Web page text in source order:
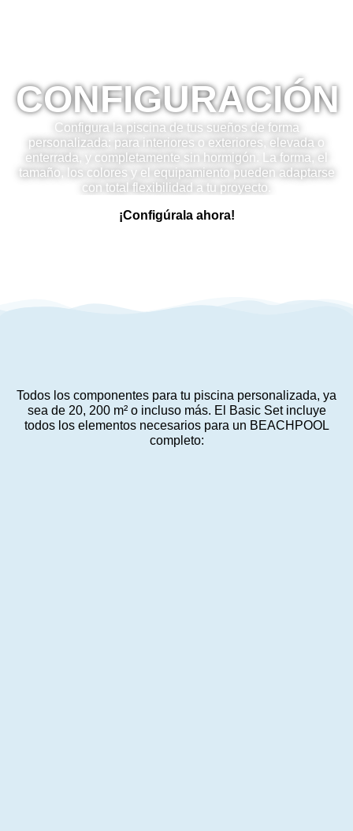
CONFIGURACIÓN
Configura la piscina de tus sueños de forma
personalizada: para interiores o exteriores, elevada o
enterrada, y completamente sin hormigón. La forma, el
tamaño, los colores y el equipamiento pueden adaptarse
con total flexibilidad a tu proyecto.
¡Configúrala ahora!
Todos los componentes para tu piscina personalizada, ya
sea de 20, 200 m² o incluso más. El Basic Set incluye
todos los elementos necesarios para un BEACHPOOL
completo: